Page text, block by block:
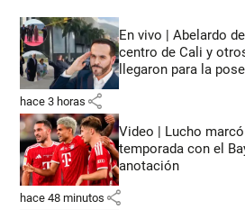
En vivo | Abelardo
centro de Cali y
llegaron para la
hace 3 horas share
Video | Lucho
temporada con el
anotación
hace 48 minutos share